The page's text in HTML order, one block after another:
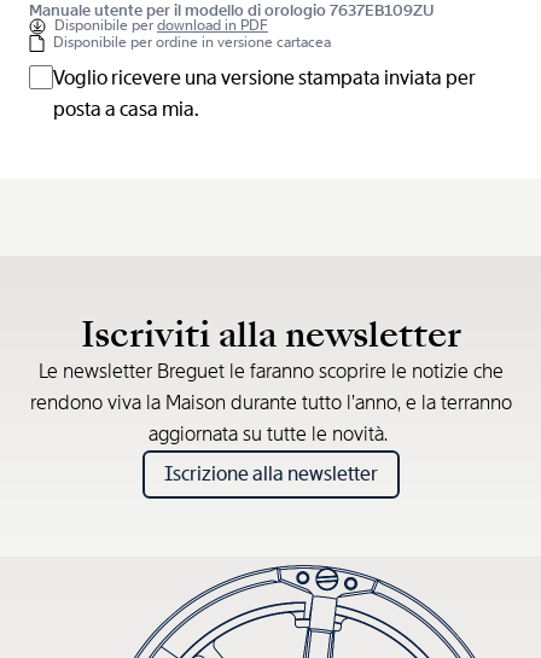
Manuale utente per il modello di orologio 7637EB109ZU
Disponibile perdownload in PDF
Disponibile per ordine in versione cartacea
Voglio ricevere una versione stampata inviata per
posta a casa mia.
Iscriviti alla newsletter
Le newsletter Breguet le faranno scoprire le notizie che
rendono viva la Maison durante tutto l’anno, e la terranno
aggiornata su tutte le novità.
Iscrizione alla newsletter